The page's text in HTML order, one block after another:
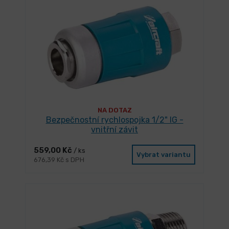
NA DOTAZ
Bezpečnostní rychlospojka 1/2" IG -
vnitřní závit
559,00 Kč / ks
676,39 Kč s DPH
Vybrat variantu